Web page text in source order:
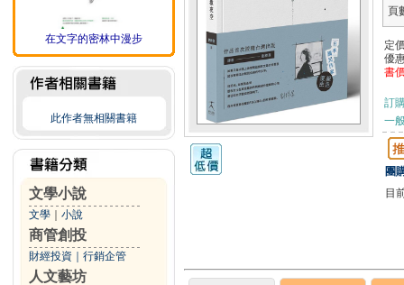
在文字的密林中漫步
此作者無相關書籍
文學小說
文學 小說
商管創投
財經投資 行銷企管
人文藝坊
頁
定
優
書
訂
一
團
目